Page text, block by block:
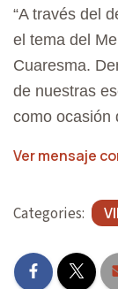
“A través del
el tema del
Cuaresma.
de nuestras
como ocasión
Ver mensaje
Categories: